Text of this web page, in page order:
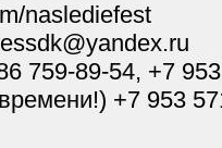
naslediefest
759-89-54, +7
+7 953